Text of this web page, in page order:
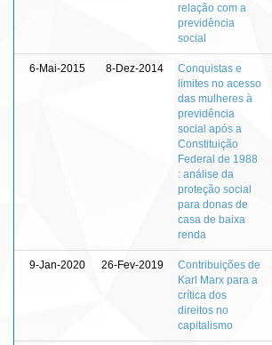
relação com a
previdência
social
6-Mai-2015 8-Dez-2014
Conquistas e
limites no acesso
das mulheres à
previdência
social após a
Constituição
Federal de 1988
: análise da
proteção social
para donas de
casa de baixa
renda
9-Jan-2020 26-Fev-2019
Contribuições de
Karl Marx para a
crítica dos
direitos no
capitalismo